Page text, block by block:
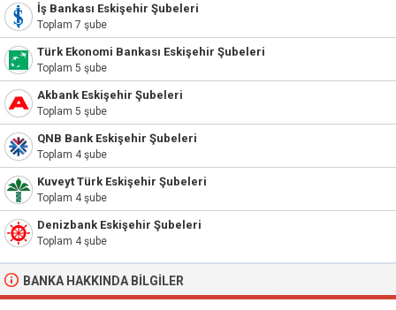
İş Bankası Eskişehir Şubeleri
Toplam 7 şube
Türk Ekonomi Bankası Eskişehir Şubeleri
Toplam 5 şube
Akbank Eskişehir Şubeleri
Toplam 5 şube
QNB Bank Eskişehir Şubeleri
Toplam 4 şube
Kuveyt Türk Eskişehir Şubeleri
Toplam 4 şube
Denizbank Eskişehir Şubeleri
Toplam 4 şube
BANKA HAKKINDA BILGILER